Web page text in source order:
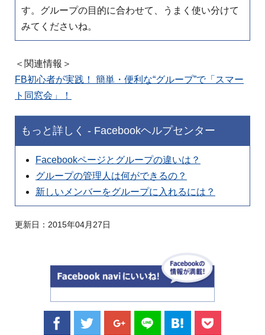
す。グループの目的に合わせて、うまく使い分けて
みてくださいね。
＜関連情報＞
FB初心者が実践！ 簡単・便利な“グループ”で「スマー
ト同窓会」！
もっと詳しく - Facebookヘルプセンター
Facebookページとグループの違いは？
グループの管理人は何ができるの？
新しいメンバーをグループに入れるには？
更新日： 2015年04月27日